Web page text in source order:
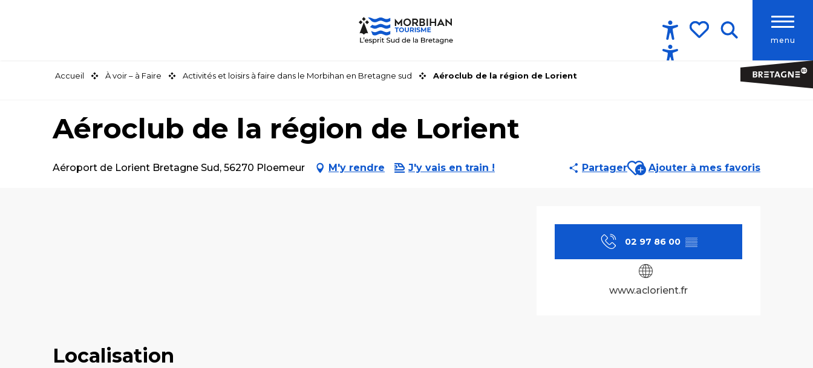
menu
Accessibilité
Accueil À voir – à Faire Activités et loisirs à faire dans le Morbihan en Bretagne sud Aéroclub de la région de Lorient
Aéroclub de la région de Lorient
Aéroport de Lorient Bretagne Sud, 56270 Ploemeur M'y rendre J'y vais en train ! PartagerAjouter aux favoris
Ajouter à mes favoris
Ouverture et
02 97 86 00 ▒▒
www.aclorient.fr
Localisation